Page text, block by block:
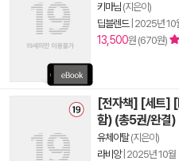
키마님 (지은이)
딥블렌드| 2025년 10
13,500원 (670원)
[전자책] [세트]
함) (총5권/완결)
유체이탈(지은이)
라비앙| 2025년 10월